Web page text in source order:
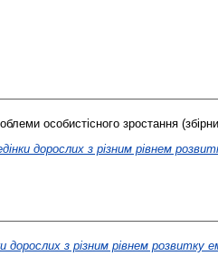
особистісного зростання
дорослих з різним рівнем
з різним рівнем розвитку